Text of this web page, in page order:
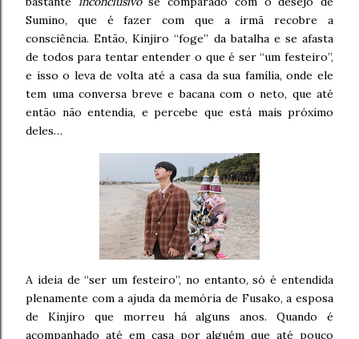
Sumino, que é fazer com que a irmã recobre a
consciência. Então, Kinjiro “foge” da batalha e se afasta
de todos para tentar entender o que é ser “um festeiro”,
e isso o leva de volta até a casa da sua família, onde ele
tem uma conversa breve e bacana com o neto, que até
então não entendia, e percebe que está mais próximo
deles…
A ideia de “ser um festeiro”, no entanto, só é entendida
plenamente com a ajuda da memória de Fusako, a esposa
de Kinjiro que morreu há alguns anos. Quando é
acompanhado até em casa por alguém que até pouco